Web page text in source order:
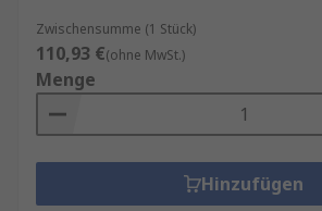
Zwischensumme (1 Stück)
110,93 €(ohne MwSt.)
Menge
Hinzufügen